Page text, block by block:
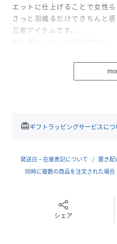
エットに仕上げることで女性ら
さっと羽織るだけできちんと
万能アイテムです。
セレモニーシーンだけでなく
部屋の照明等により実際の商
アームホール:48
redeemギフトラッピングサービスにつ
発送日・在庫表記について 置き配
同時に複数の商品を注文された場合
シェア